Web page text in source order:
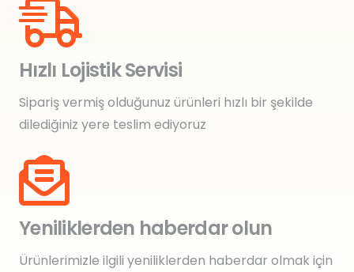
Hızlı Lojistik Servisi
Sipariş vermiş olduğunuz ürünleri hızlı bir şekilde
dilediğiniz yere teslim ediyoruz
Yeniliklerden haberdar olun
Ürünlerimizle ilgili yeniliklerden haberdar olmak için